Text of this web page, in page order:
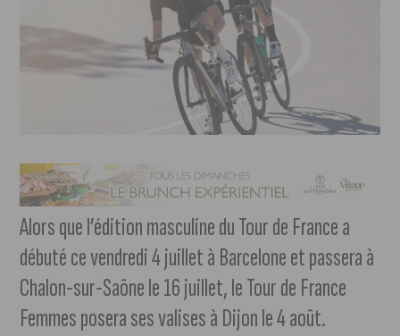
Alors que l’édition masculine du Tour de France a
débuté ce vendredi 4 juillet à Barcelone et passera à
Chalon-sur-Saône le 16 juillet, le Tour de France
Femmes posera ses valises à Dijon le 4 août.